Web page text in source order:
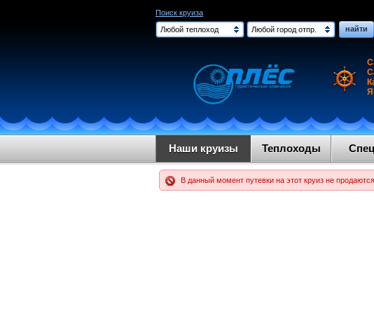
Поиск круиза
Любой теплоход
Любой город отпр. найти
Наши круизы Теплоходы
В данный момент путевки на этот круиз не